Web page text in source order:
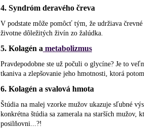
4. Syndróm deravého čreva
V podstate môže pomôcť tým, že udržiava
životne dôležitých živín zo žalúdka.
5. Kolagén a metabolizmus
Pravdepodobne ste už počuli o glycíne? Je to
tkaniva a zlepšovanie jeho hmotnosti, ktorá
6. Kolagén a svalová hmota
Štúdia na malej vzorke mužov ukazuje sľubné
konkrétna štúdia sa zamerala na starších
posilňovni...?!